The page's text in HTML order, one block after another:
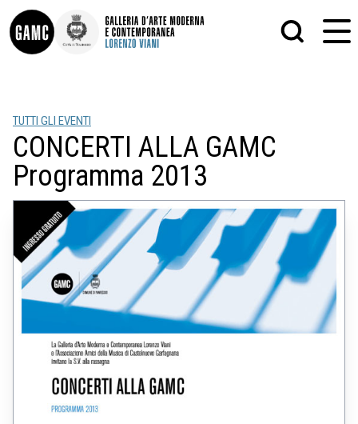
INFO
CONTATTI
DIDATTICA
SHOP
LE COLLEZIONI
GLI AUTORI
LORENZO VIANI
MOSTRE
EVENTI
PALAZZO DELLE MUSE
SCULTURA
STAMPA
ALTRO
FOTOGRAFIA
TUTTI GLI EVENTI
CONCERTI ALLA GAMC
Programma 2013